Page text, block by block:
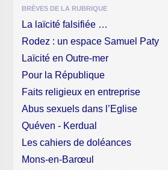
BRÈVES DE LA RUBRIQUE
La laïcité falsifiée …
Rodez : un espace Samuel Paty
Laïcité en Outre-mer
Pour la République
Faits religieux en entreprise
Abus sexuels dans l’Eglise
Quéven - Kerdual
Les cahiers de doléances
Mons-en-Barœul